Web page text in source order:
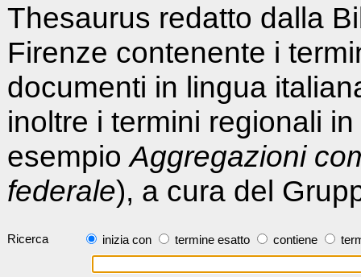
Thesaurus redatto dalla
Firenze contenente i
documenti in lingua
inoltre i termini regionali
esempioAggregazioni
federale), a cura del
Ricerca inizia con termine esatto contiene